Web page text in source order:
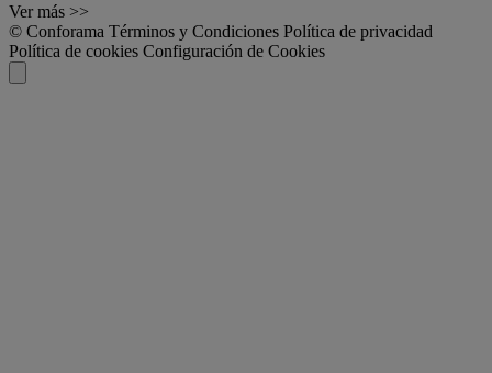
Ver más >>
© Conforama Términos y Condiciones Política de privacidad
Política de cookies Configuración de Cookies